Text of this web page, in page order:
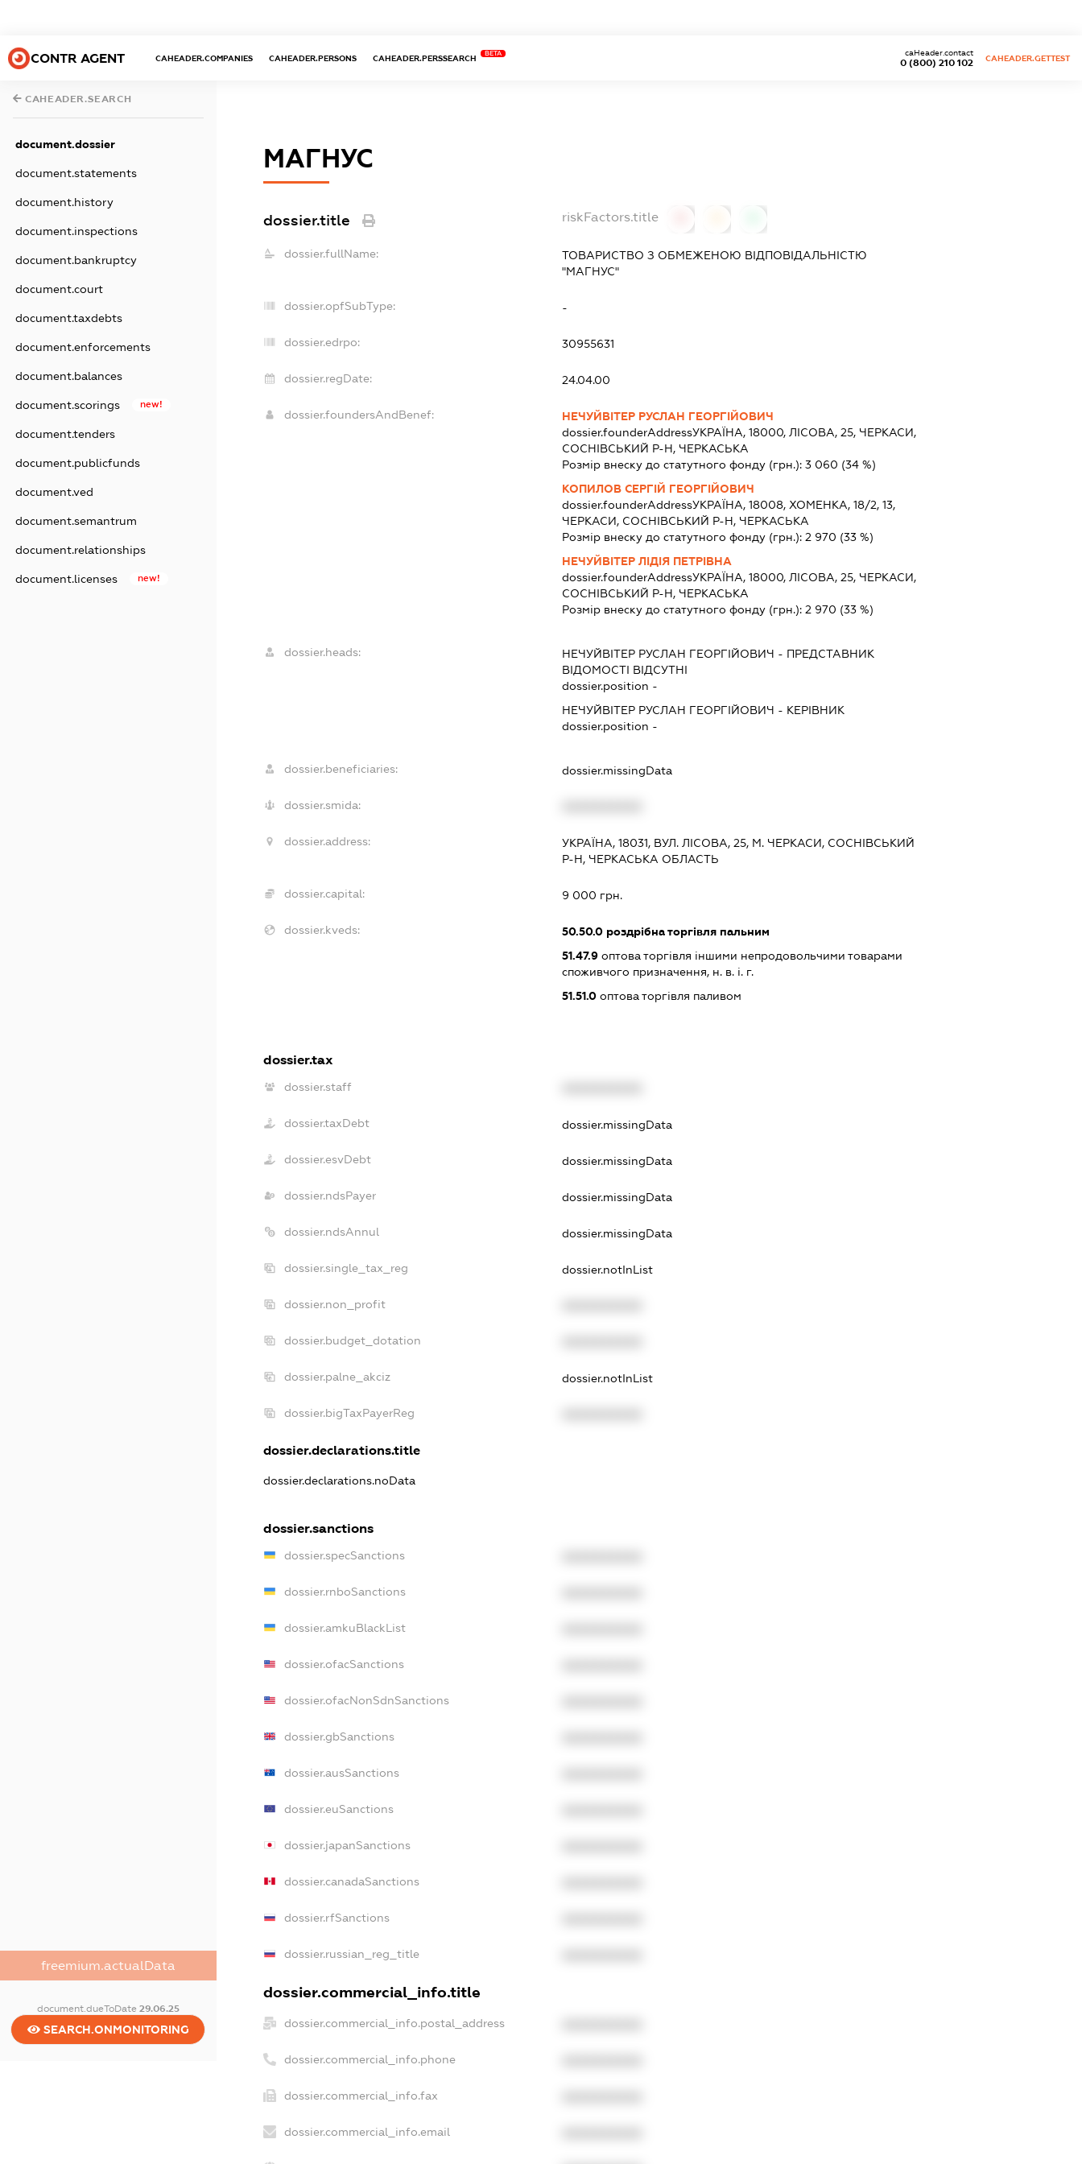
CONTR AGENT CAHEADER.COMPANIES CAHEADER.PERSONS CAHEADER.PERSSEARCH
BETA
0 (800) 210 102
caHeader.contact
CAHEADER.GETTEST
CAHEADER.SEARCH
document.dossier
document.statements
document.history
document.inspections
document.bankruptcy
document.court
document.taxdebts
document.enforcements
document.balances
document.scorings new!
document.tenders
document.publicfunds
document.ved
document.semantrum
document.relationships
document.licenses new!
freemium.actualData
document.dueToDate 29.06.25
SEARCH.ONMONITORING
МАГНУС
dossier.title riskFactors.title
dossier.fullName:
ТОВАРИСТВО З ОБМЕЖЕНОЮ ВІДПОВІДАЛЬНІСТЮ
"МАГНУС"
dossier.opfSubType: -
dossier.edrpo: 30955631
dossier.regDate: 24.04.00
dossier.foundersAndBenef:
НЕЧУЙВІТЕР РУСЛАН ГЕОРГІЙОВИЧ
dossier.founderAddressУКРАЇНА, 18000, ЛІСОВА, 25, ЧЕРКАСИ,
СОСНІВСЬКИЙ Р-Н, ЧЕРКАСЬКА
Розмір внеску до статутного фонду (грн.): 3 060 (34 %)
КОПИЛОВ СЕРГІЙ ГЕОРГІЙОВИЧ
dossier.founderAddressУКРАЇНА, 18008, ХОМЕНКА, 18/2, 13,
ЧЕРКАСИ, СОСНІВСЬКИЙ Р-Н, ЧЕРКАСЬКА
Розмір внеску до статутного фонду (грн.): 2 970 (33 %)
НЕЧУЙВІТЕР ЛІДІЯ ПЕТРІВНА
dossier.founderAddressУКРАЇНА, 18000, ЛІСОВА, 25, ЧЕРКАСИ,
СОСНІВСЬКИЙ Р-Н, ЧЕРКАСЬКА
Розмір внеску до статутного фонду (грн.): 2 970 (33 %)
dossier.heads: НЕЧУЙВІТЕР РУСЛАН ГЕОРГІЙОВИЧ - ПРЕДСТАВНИК
ВІДОМОСТІ ВІДСУТНІ
dossier.position -
НЕЧУЙВІТЕР РУСЛАН ГЕОРГІЙОВИЧ - КЕРІВНИК
dossier.position -
dossier.beneficiaries: dossier.missingData
dossier.smida:
dossier.address:
УКРАЇНА, 18031, ВУЛ. ЛІСОВА, 25, М. ЧЕРКАСИ, СОСНІВСЬКИЙ
Р-Н, ЧЕРКАСЬКА ОБЛАСТЬ
dossier.capital: 9 000 грн.
dossier.kveds: 50.50.0роздрібна торгівля пальним
51.47.9оптова торгівля іншими непродовольчими товарами
споживчого призначення, н. в. і. г.
51.51.0оптова торгівля паливом
dossier.tax
dossier.staff
dossier.taxDebt dossier.missingData
dossier.esvDebt dossier.missingData
dossier.ndsPayer dossier.missingData
dossier.ndsAnnul dossier.missingData
dossier.single_tax_reg dossier.notInList
dossier.non_profit
dossier.budget_dotation
dossier.palne_akciz dossier.notInList
dossier.bigTaxPayerReg
dossier.declarations.title
dossier.declarations.noData
dossier.sanctions
dossier.specSanctions
dossier.rnboSanctions
dossier.amkuBlackList
dossier.ofacSanctions
dossier.ofacNonSdnSanctions
dossier.gbSanctions
dossier.ausSanctions
dossier.euSanctions
dossier.japanSanctions
dossier.canadaSanctions
dossier.rfSanctions
dossier.russian_reg_title
dossier.commercial_info.title
dossier.commercial_info.postal_address
dossier.commercial_info.phone
dossier.commercial_info.fax
dossier.commercial_info.email